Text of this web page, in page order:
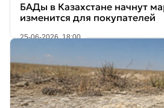
БАДы в Казахстане начнут
изменится для покупателей
25-06-2026, 18:00